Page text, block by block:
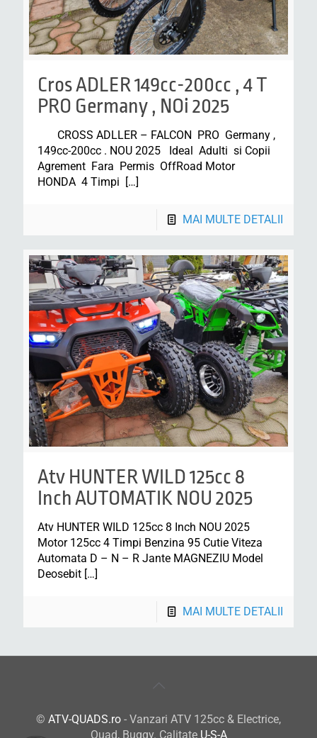
Cros ADLER 149cc-200cc , 4 T
PRO Germany , NOi 2025
CROSS ADLLER – FALCON PRO Germany ,
149cc-200cc . NOU 2025 Ideal Adulti si Copii
Agrement Fara Permis OffRoad Motor
HONDA 4 Timpi […]
MAI MULTE DETALII
Atv HUNTER WILD 125cc 8
Inch AUTOMATIK NOU 2025
Atv HUNTER WILD 125cc 8 Inch NOU 2025
Motor 125cc 4 Timpi Benzina 95 Cutie Viteza
Automata D – N – R Jante MAGNEZIU Model
Deosebit […]
MAI MULTE DETALII
© ATV-QUADS.ro - Vanzari ATV 125cc & Electrice,
Quad, Buggy. Calitate U-S-A